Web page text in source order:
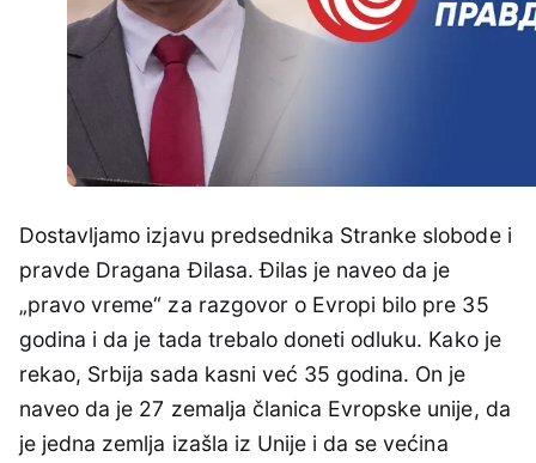
Dostavljamo izjavu predsednika Stranke slobode i
pravde Dragana Đilasa. Đilas je naveo da je
„pravo vreme“ za razgovor o Evropi bilo pre 35
godina i da je tada trebalo doneti odluku. Kako je
rekao, Srbija sada kasni već 35 godina. On je
naveo da je 27 zemalja članica Evropske unije, da
je jedna zemlja izašla iz Unije i da se većina